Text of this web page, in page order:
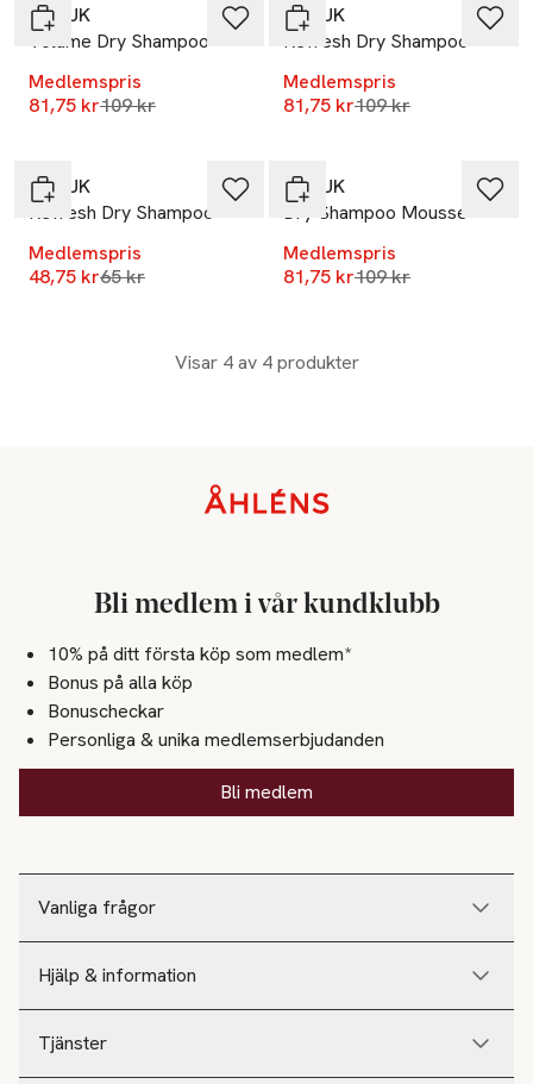
MJUUK
Volume Dry Shampoo
Medlemspris
81,75 krLägsta pris 30 dagar
109 kr
MJUUK
Refresh Dry Shampoo
Medlemspris
81,75 krLägsta pris 30 dagar
109 kr
MJUUK
Refresh Dry Shampoo
Medlemspris
48,75 krLägsta pris 30 dagar
65 kr
MJUUK
Dry Shampoo Mousse
Medlemspris
81,75 krLägsta pris 30 dagar
109 kr
Visar 4 av 4 produkter
Vanliga frågor
Hjälp & information
Tjänster
Bli medlem i vår kundklubb
10% på ditt första köp som medlem*
Bonus på alla köp
Bonuscheckar
Personliga & unika medlemserbjudanden
Bli medlem